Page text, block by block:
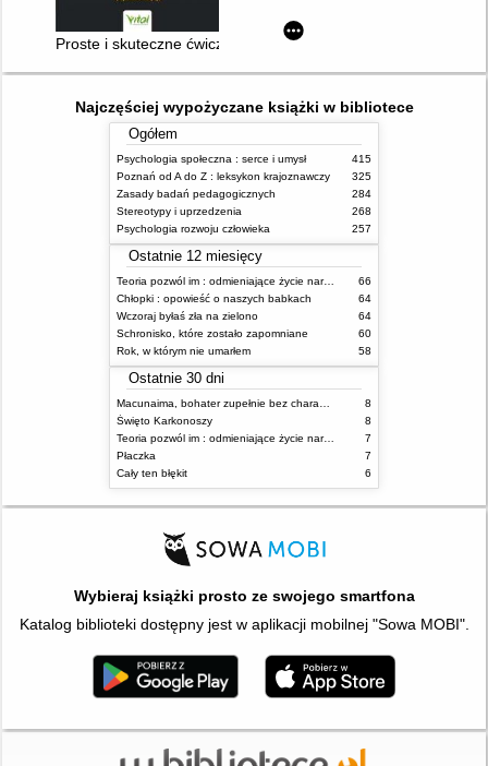
Proste i skuteczne ćwiczenia na ból pleców : 20-minutowy
Najczęściej wypożyczane książki w bibliotece
Ogółem
Psychologia społeczna : serce i umysł
415
Poznań od A do Z : leksykon krajoznawczy
325
Zasady badań pedagogicznych
284
Stereotypy i uprzedzenia
268
Psychologia rozwoju człowieka
257
Ostatnie 12 miesięcy
Teoria pozwól im : odmieniające życie narzędzie, o którym mówią miliony ludzi
66
Chłopki : opowieść o naszych babkach
64
Wczoraj byłaś zła na zielono
64
Schronisko, które zostało zapomniane
60
Rok, w którym nie umarłem
58
Ostatnie 30 dni
8
Święto Karkonoszy
8
Teoria pozwól im : odmieniające życie narzędzie, o którym mówią miliony ludzi
7
Płaczka
7
Cały ten błękit
6
Wybieraj książki prosto ze swojego smartfona
Katalog biblioteki dostępny jest w aplikacji mobilnej "Sowa MOBI".